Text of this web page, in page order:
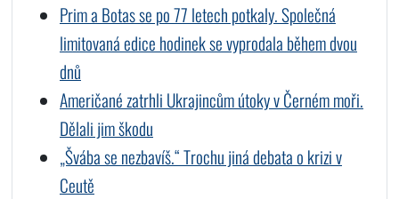
Prim a Botas se po 77 letech potkaly. Společná
limitovaná edice hodinek se vyprodala během dvou
dnů
Američané zatrhli Ukrajincům útoky v Černém moři.
Dělali jim škodu
„Švába se nezbavíš.“ Trochu jiná debata o krizi v
Ceutě